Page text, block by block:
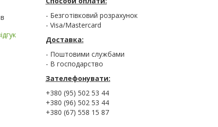
- Безготівковий розрахунок
- Visa/Mastercard
Доставка:
- Поштовими службами
- В господарство
Зателефонувати:
+380 (95) 502 53 44
+380 (96) 502 53 44
+380 (67) 558 15 87